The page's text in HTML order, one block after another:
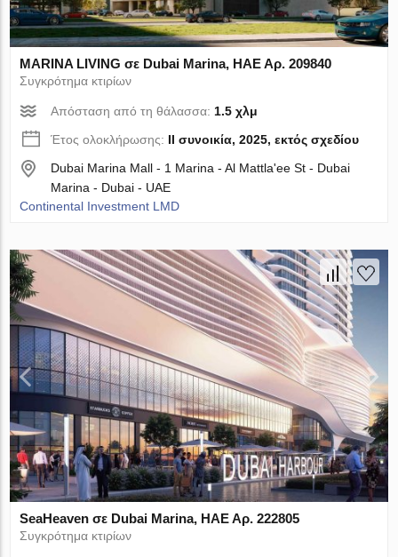
MARINA LIVING σε Dubai Marina, ΗΑΕ Αρ. 209840
Συγκρότημα κτιρίων
Απόσταση από τη θάλασσα:1.5 χλμ
Έτος ολοκλήρωσης: II συνοικία, 2025, εκτός σχεδίου
Dubai Marina Mall - 1 Marina - Al Mattla'ee St - Dubai
Marina - Dubai - UAE
Continental Investment LMD
SeaHeaven σε Dubai Marina, ΗΑΕ Αρ. 222805
Συγκρότημα κτιρίων